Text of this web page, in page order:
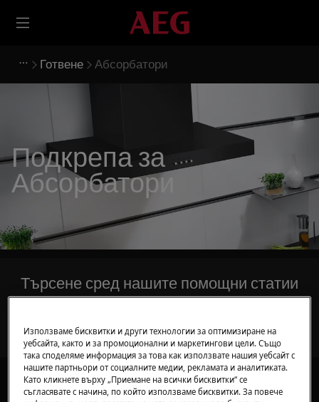
Готвене Абсорбатори
Подкрепа за
Абсорбатори
Търсене сред нашите помощни статии
Използваме бисквитки и други технологии за оптимизиране на
уебсайта, както и за промоционални и маркетингови цели. Също
така споделяме информация за това как използвате нашия уебсайт с
нашите партньори от социалните медии, рекламата и аналитиката.
Като кликнете върху „Приемане на всички бисквитки“ се
съгласявате с начина, по който използваме бисквитки. За повече